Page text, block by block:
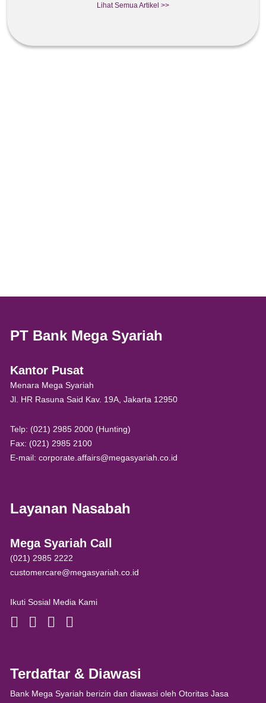
Lihat Semua Artikel >>
PT Bank Mega Syariah
Kantor Pusat
Menara Mega Syariah
Jl. HR Rasuna Said Kav. 19A, Jakarta 12950
Telp: (021) 2985 2000 (Hunting)
Fax: (021) 2985 2100
E-mail: corporate.affairs@megasyariah.co.id
Layanan Nasabah
Mega Syariah Call
(021) 2985 2222
customercare@megasyariah.co.id
Ikuti Sosial Media Kami
Terdaftar & Diawasi
Bank Mega Syariah berizin dan diawasi oleh Otoritas Jasa